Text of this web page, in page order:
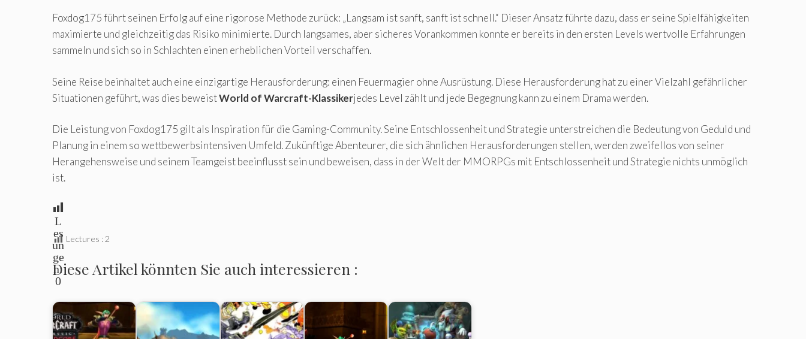
Foxdog175 führt seinen Erfolg auf eine rigorose Methode zurück: „Langsam ist sanft, sanft ist schnell.“ Dieser Ansatz führte dazu, dass er seine Spielfähigkeiten
maximierte und gleichzeitig das Risiko minimierte. Durch langsames, aber sicheres Vorankommen konnte er bereits in den ersten Levels wertvolle Erfahrungen
sammeln und sich so in Schlachten einen erheblichen Vorteil verschaffen.
Seine Reise beinhaltet auch eine einzigartige Herausforderung: einen Feuermagier ohne Ausrüstung. Diese Herausforderung hat zu einer Vielzahl gefährlicher
Situationen geführt, was dies beweistWorld of Warcraft-Klassikerjedes Level zählt und jede Begegnung kann zu einem Drama werden.
Die Leistung von Foxdog175 gilt als Inspiration für die Gaming-Community. Seine Entschlossenheit und Strategie unterstreichen die Bedeutung von Geduld und
Planung in einem so wettbewerbsintensiven Umfeld. Zukünftige Abenteurer, die sich ähnlichen Herausforderungen stellen, werden zweifellos von seiner
Herangehensweise und seinem Teamgeist beeinflusst sein und beweisen, dass in der Welt der MMORPGs mit Entschlossenheit und Strategie nichts unmöglich
ist.
L
es
un
ge
n:
0
Lectures : 2
Diese Artikel könnten Sie auch interessieren :